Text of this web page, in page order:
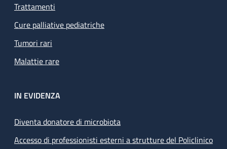
Trattamenti
Cure palliative pediatriche
Tumori rari
Malattie rare
IN EVIDENZA
Diventa donatore di microbiota
Accesso di professionisti esterni a strutture del Policlinico